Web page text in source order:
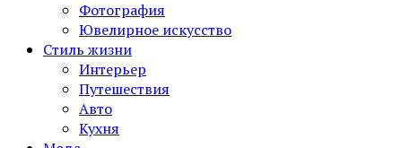
Фотография
Ювелирное искусство
Стиль жизни
Интерьер
Путешествия
Авто
Кухня